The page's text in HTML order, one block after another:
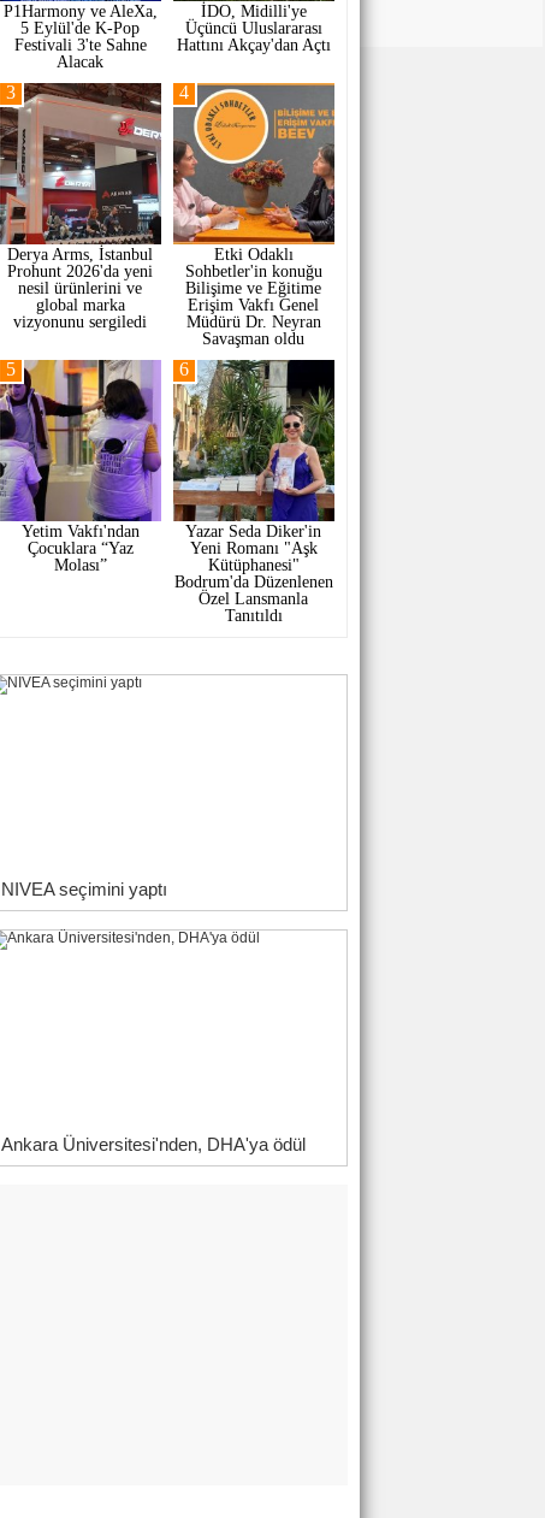
P1Harmony ve AleXa,
5 Eylül'de K-Pop
Festivali 3'te Sahne
Alacak
İDO, Midilli'ye
Üçüncü Uluslararası
Hattını Akçay'dan Açtı
Derya Arms, İstanbul
Prohunt 2026'da yeni
nesil ürünlerini ve
global marka
vizyonunu sergiledi
3
Etki Odaklı
Sohbetler'in konuğu
Bilişime ve Eğitime
Erişim Vakfı Genel
Müdürü Dr. Neyran
Savaşman oldu
4
Yetim Vakfı'ndan
Çocuklara “Yaz
Molası”
5
Yazar Seda Diker'in
Yeni Romanı "Aşk
Kütüphanesi"
Bodrum'da Düzenlenen
Özel Lansmanla
Tanıtıldı
6
NIVEA seçimini yaptı
Ankara Üniversitesi'nden, DHA'ya ödül